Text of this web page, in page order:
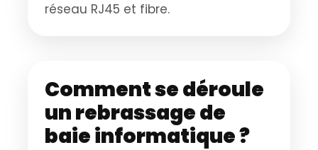
réseau RJ45 et fibre.
Comment se déroule
un rebrassage de
baie informatique ?